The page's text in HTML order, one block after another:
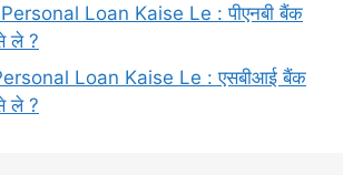
Loan Kaise Le : पीएनबी बैंक
ले ?
Loan Kaise Le : एसबीआई बैंक
ले ?